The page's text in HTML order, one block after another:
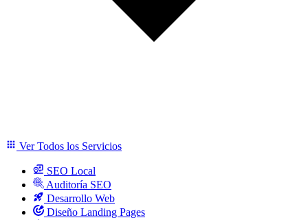
Ver Todos los Servicios
SEO Local
Auditoría SEO
Desarrollo Web
Diseño Landing Pages